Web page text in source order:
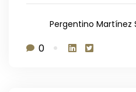
Pergentino Martínez
0